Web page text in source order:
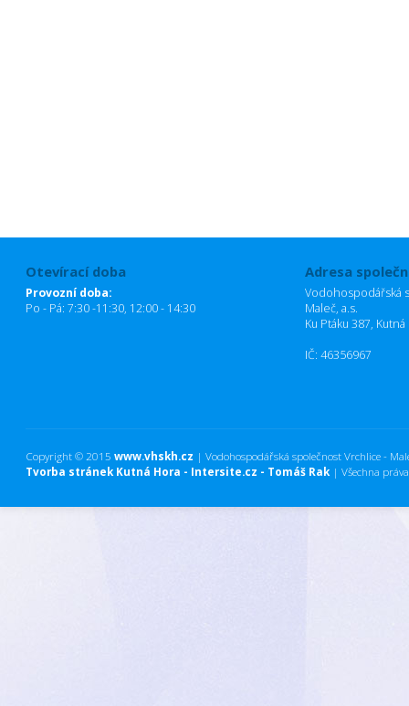
Otevírací doba
Provozní doba:
Po - Pá: 7:30 -11:30, 12:00 - 14:30
Adresa
Vodohospodářská
Maleč, a.s.
Ku Ptáku 387,
IČ: 46356967
Copyright © 2015 www.vhskh.cz | Vodohospodářská společnost Vrchlice -
Tvorba stránek Kutná Hora - Intersite.cz - Tomáš Rak | Všechna